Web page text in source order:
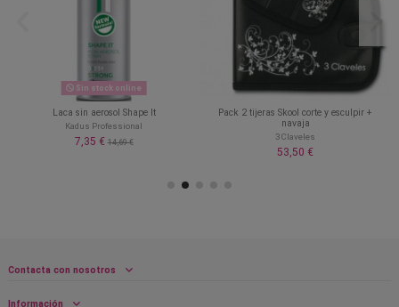
Sin stock online
Laca sin aerosol Shape It
Kadus Professional
7,35 €14,69 €
Pack 2 tijeras Skool corte y esculpir +
navaja
3 Claveles
53,50 €
Contacta con nosotros
Información